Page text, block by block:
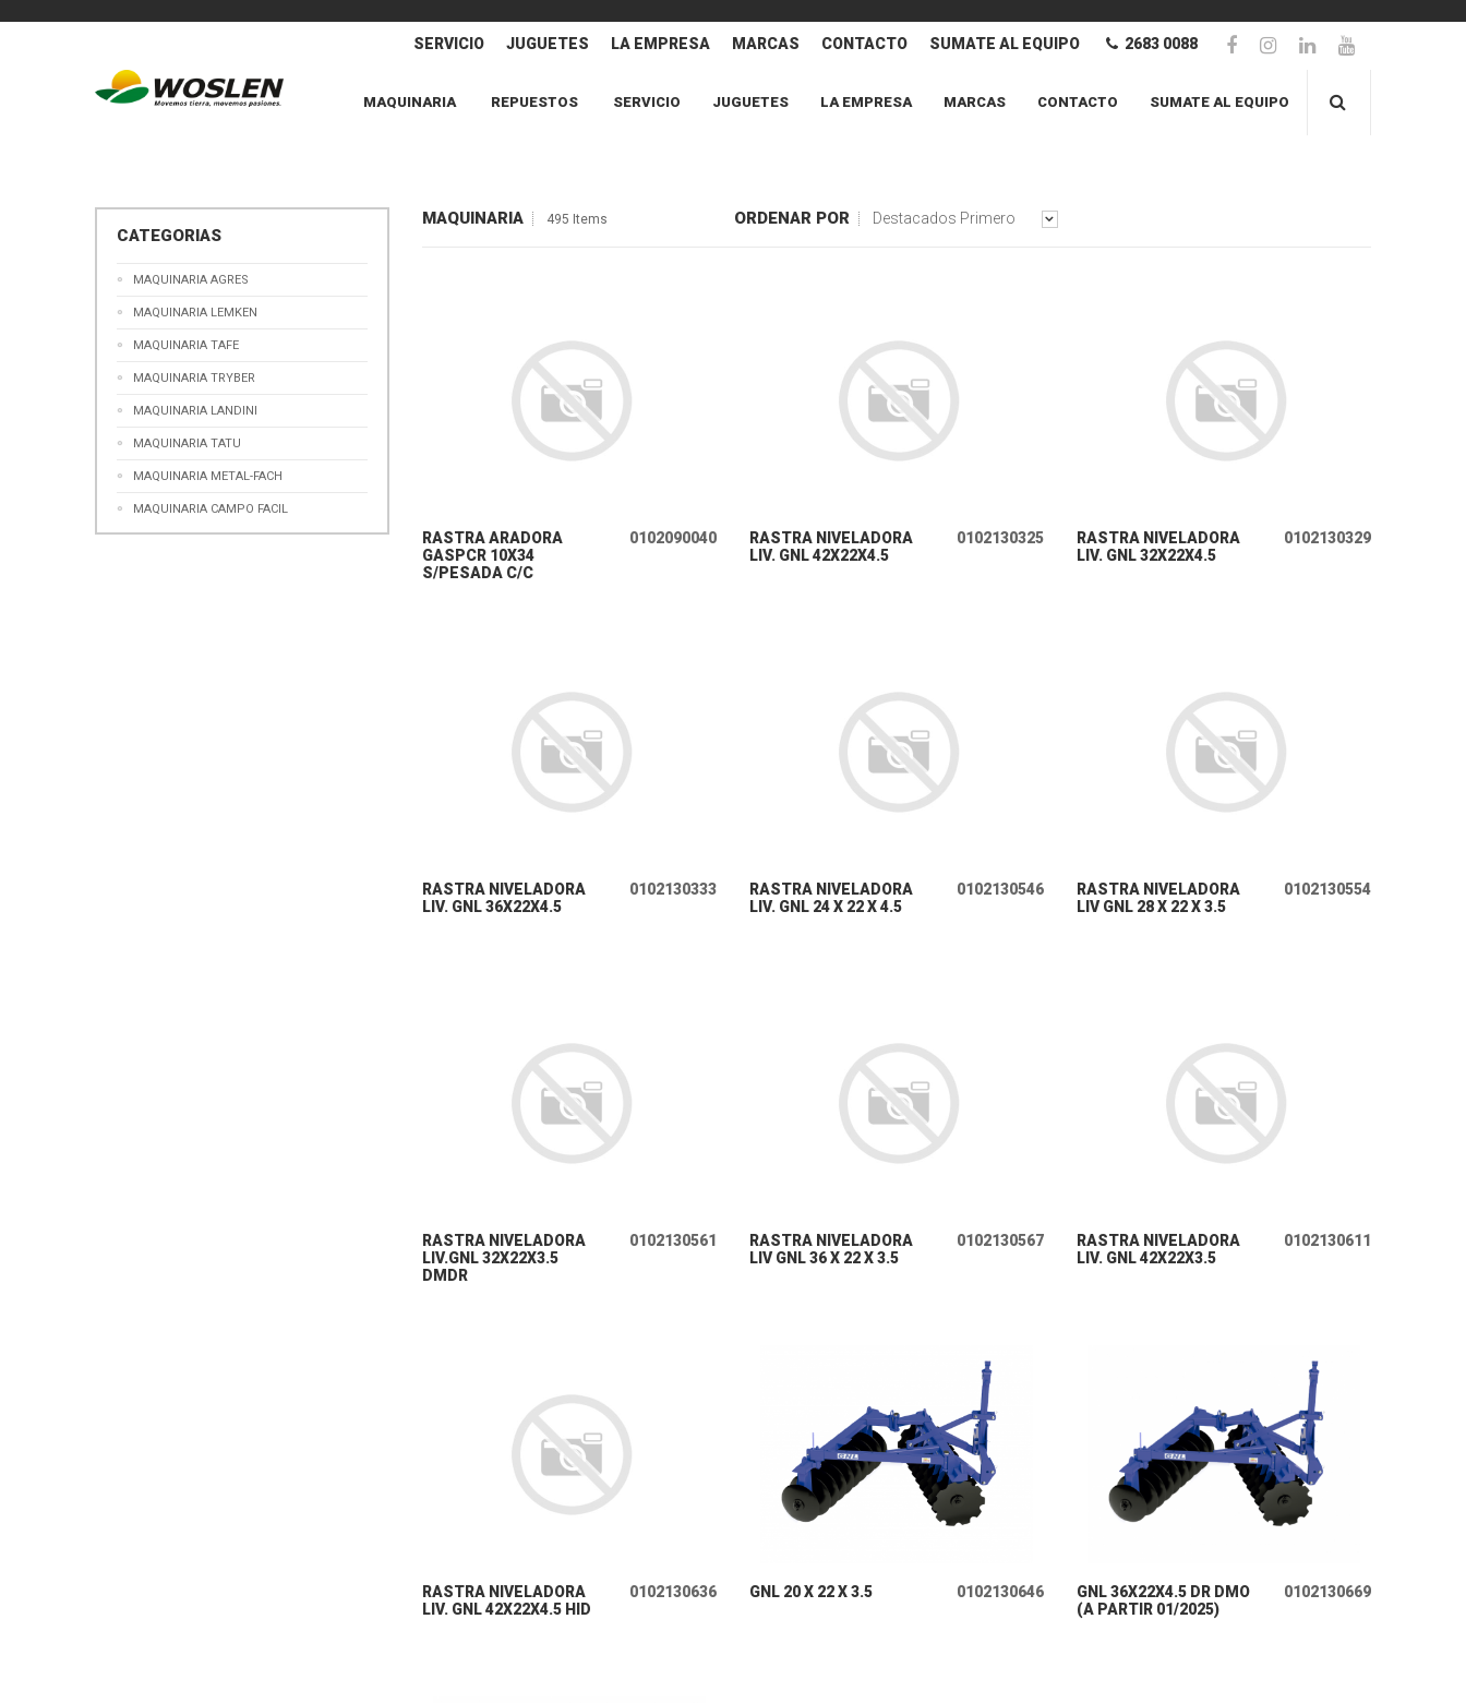
SERVICIO JUGUETES LA EMPRESA MARCAS CONTACTO SUMATE AL EQUIPO 2683 0088
MAQUINARIA REPUESTOS SERVICIO JUGUETES LA EMPRESA MARCAS CONTACTO SUMATE AL EQUIPO
CATEGORIAS
MAQUINARIA AGRES
MAQUINARIA LEMKEN
MAQUINARIA TAFE
MAQUINARIA TRYBER
MAQUINARIA LANDINI
MAQUINARIA TATU
MAQUINARIA METAL-FACH
MAQUINARIA CAMPO FACIL
MAQUINARIA 495 Items ORDENAR POR Destacados Primero
RASTRA ARADORA
GASPCR 10X34
S/PESADA C/C
0102090040
RASTRA NIVELADORA
LIV. GNL 42X22X4.5
0102130325
RASTRA NIVELADORA
LIV. GNL 32X22X4.5
0102130329
RASTRA NIVELADORA
LIV. GNL 36X22X4.5
0102130333
RASTRA NIVELADORA
LIV. GNL 24 X 22 X 4.5
0102130546
RASTRA NIVELADORA
LIV GNL 28 X 22 X 3.5
0102130554
RASTRA NIVELADORA
LIV.GNL 32X22X3.5
DMDR
0102130561
RASTRA NIVELADORA
LIV GNL 36 X 22 X 3.5
0102130567
RASTRA NIVELADORA
LIV. GNL 42X22X3.5
0102130611
RASTRA NIVELADORA
LIV. GNL 42X22X4.5 HID
0102130636 GNL 20 X 22 X 3.5 0102130646
GNL 36X22X4.5 DR DMO
(A PARTIR 01/2025)
0102130669